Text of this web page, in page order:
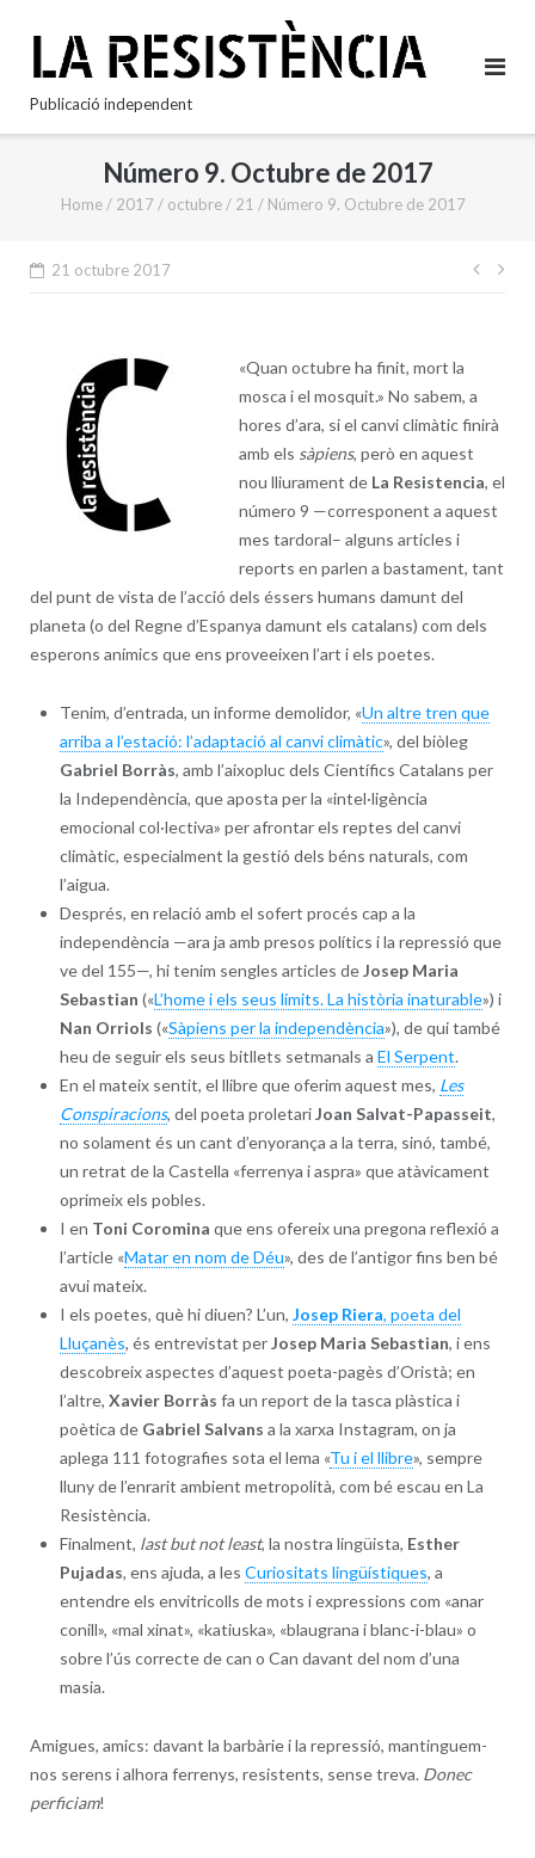
content
Publicació independent
Número 9. Octubre de 2017
Home / 2017 / octubre / 21 / Número 9. Octubre de 2017
21 octubre 2017
«Quan octubre ha finit, mort la
mosca i el mosquit.» No sabem, a
hores d’ara, si el canvi climàtic finirà
amb els sàpiens, però en aquest
nou lliurament de La Resistencia, el
número 9 —corresponent a aquest
mes tardoral– alguns articles i
reports en parlen a bastament, tant
del punt de vista de l’acció dels éssers humans damunt del
planeta (o del Regne d’Espanya damunt els catalans) com dels
esperons anímics que ens proveeixen l’art i els poetes.
Tenim, d’entrada, un informe demolidor, «Un altre tren que
arriba a l’estació: l’adaptació al canvi climàtic», del biòleg
Gabriel Borràs, amb l’aixopluc dels Científics Catalans per
la Independència, que aposta per la «intel·ligència
emocional col·lectiva» per afrontar els reptes del canvi
climàtic, especialment la gestió dels béns naturals, com
l’aigua.
Després, en relació amb el sofert procés cap a la
independència —ara ja amb presos polítics i la repressió que
ve del 155—, hi tenim sengles articles deJosep Maria
Sebastian («L’home i els seus límits. La història inaturable») i
Nan Orriols («Sàpiens per la independència»), de qui també
heu de seguir els seus bitllets setmanals a El Serpent.
En el mateix sentit, el llibre que oferim aquest mes, Les
Conspiracions, del poeta proletariJoan Salvat-Papasseit,
no solament és un cant d’enyorança a la terra, sinó, també,
un retrat de la Castella «ferrenya i aspra» que atàvicament
oprimeix els pobles.
I en Toni Coromina que ens ofereix una pregona reflexió a
l’article «Matar en nom de Déu», des de l’antigor fins ben bé
avui mateix.
I els poetes, què hi diuen? L’un, Josep Riera, poeta del
Lluçanès, és entrevistat perJosep Maria Sebastian, i ens
descobreix aspectes d’aquest poeta-pagès d’Oristà; en
l’altre, Xavier Borràs fa un report de la tasca plàstica i
poètica de Gabriel Salvans a la xarxa Instagram, on ja
aplega 111 fotografies sota el lema «Tu i el llibre», sempre
lluny de l’enrarit ambient metropolità, com bé escau en La
Resistència.
Finalment, last but not least, la nostra lingüista, Esther
Pujadas, ens ajuda, a les Curiositats lingüístiques, a
entendre els envitricolls de mots i expressions com «anar
conill», «mal xinat», «katiuska», «blaugrana i blanc-i-blau» o
sobre l’ús correcte de can o Can davant del nom d’una
masia.
Amigues, amics: davant la barbàrie i la repressió, mantinguem-
nos serens i alhora ferrenys, resistents, sense treva. Donec
perficiam!